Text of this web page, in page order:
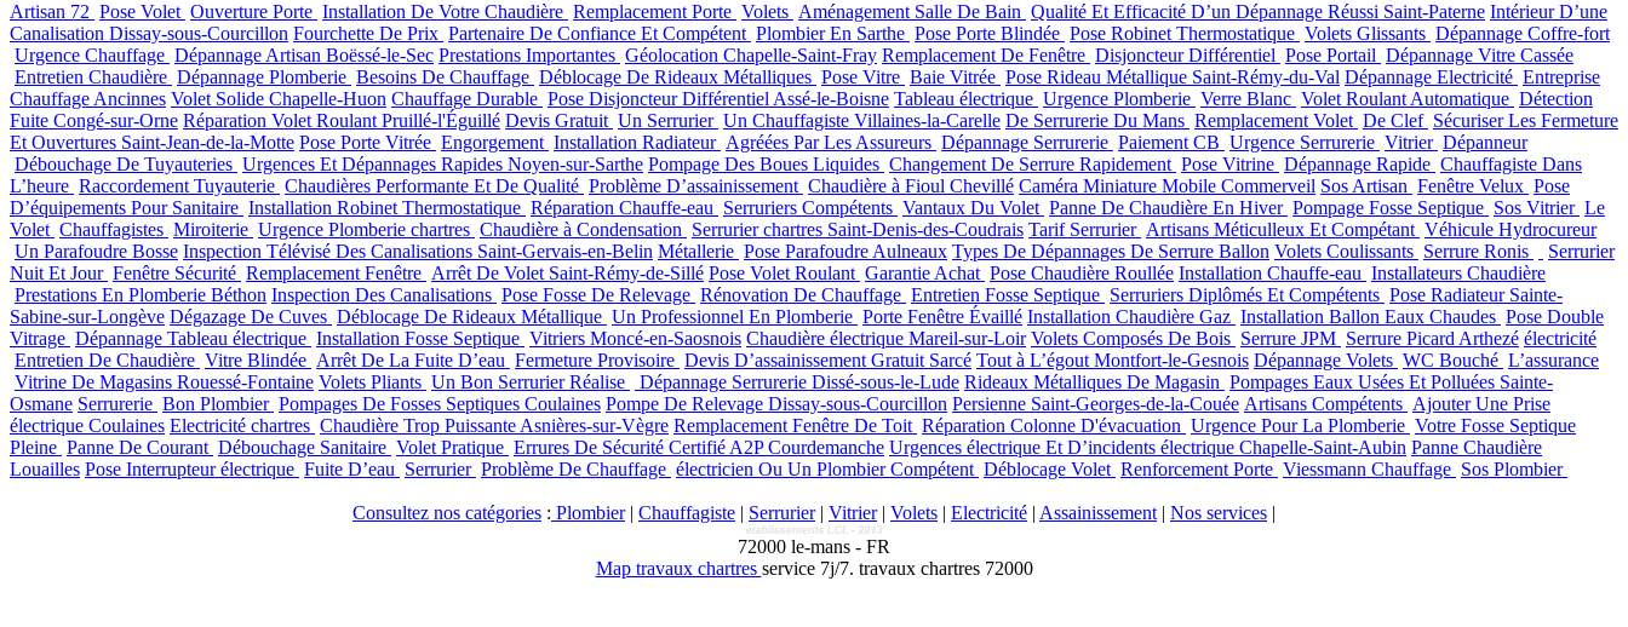
Artisan 72 Pose Volet Ouverture Porte Installation De Votre Chaudière Remplacement Porte Volets Aménagement Salle De Bain Qualité Et Efficacité D’un Dépannage Réussi Saint-Paterne Intérieur D’une
Canalisation Dissay-sous-Courcillon Fourchette De Prix Partenaire De Confiance Et Compétent Plombier En Sarthe Pose Porte Blindée Pose Robinet Thermostatique Volets Glissants Dépannage Coffre-fort
Urgence Chauffage Dépannage Artisan Boëssé-le-Sec Prestations Importantes Géolocation Chapelle-Saint-Fray Remplacement De Fenêtre Disjoncteur Différentiel Pose Portail Dépannage Vitre Cassée
Entretien Chaudière Dépannage Plomberie Besoins De Chauffage Déblocage De Rideaux Métalliques Pose Vitre Baie Vitrée Pose Rideau Métallique Saint-Rémy-du-Val Dépannage Electricité Entreprise
Chauffage Ancinnes Volet Solide Chapelle-Huon Chauffage Durable Pose Disjoncteur Différentiel Assé-le-Boisne Tableau électrique Urgence Plomberie Verre Blanc Volet Roulant Automatique Détection
Fuite Congé-sur-Orne Réparation Volet Roulant Pruillé-l'Éguillé Devis Gratuit Un Serrurier Un Chauffagiste Villaines-la-Carelle De Serrurerie Du Mans Remplacement Volet De Clef Sécuriser Les Fermeture
Et Ouvertures Saint-Jean-de-la-Motte Pose Porte Vitrée Engorgement Installation Radiateur Agréées Par Les Assureurs Dépannage Serrurerie Paiement CB Urgence Serrurerie Vitrier Dépanneur
Débouchage De Tuyauteries Urgences Et Dépannages Rapides Noyen-sur-Sarthe Pompage Des Boues Liquides Changement De Serrure Rapidement Pose Vitrine Dépannage Rapide Chauffagiste Dans
L’heure Raccordement Tuyauterie Chaudières Performante Et De Qualité Problème D’assainissement Chaudière à Fioul Chevillé Caméra Miniature Mobile Commerveil Sos Artisan Fenêtre Velux Pose
D’équipements Pour Sanitaire Installation Robinet Thermostatique Réparation Chauffe-eau Serruriers Compétents Vantaux Du Volet Panne De Chaudière En Hiver Pompage Fosse Septique Sos Vitrier Le
Volet Chauffagistes Miroiterie Urgence Plomberie chartres Chaudière à Condensation Serrurier chartres Saint-Denis-des-Coudrais Tarif Serrurier Artisans Méticulleux Et Compétant Véhicule Hydrocureur
Un Parafoudre Bosse Inspection Télévisé Des Canalisations Saint-Gervais-en-Belin Métallerie Pose Parafoudre Aulneaux Types De Dépannages De Serrure Ballon Volets Coulissants Serrure Ronis
Serrurier
Nuit Et Jour Fenêtre Sécurité Remplacement Fenêtre Arrêt De Volet Saint-Rémy-de-Sillé Pose Volet Roulant Garantie Achat Pose Chaudière Roullée Installation Chauffe-eau Installateurs Chaudière
Prestations En Plomberie Béthon Inspection Des Canalisations Pose Fosse De Relevage Rénovation De Chauffage Entretien Fosse Septique Serruriers Diplômés Et Compétents Pose Radiateur Sainte-
Sabine-sur-Longève Dégazage De Cuves Déblocage De Rideaux Métallique Un Professionnel En Plomberie Porte Fenêtre Évaillé Installation Chaudière Gaz Installation Ballon Eaux Chaudes Pose Double
Vitrage Dépannage Tableau électrique Installation Fosse Septique Vitriers Moncé-en-Saosnois Chaudière électrique Mareil-sur-Loir Volets Composés De Bois Serrure JPM Serrure Picard Arthezé électricité
Entretien De Chaudière Vitre Blindée Arrêt De La Fuite D’eau Fermeture Provisoire Devis D’assainissement Gratuit Sarcé Tout à L’égout Montfort-le-Gesnois Dépannage Volets WC Bouché L’assurance
Vitrine De Magasins Rouessé-Fontaine Volets Pliants Un Bon Serrurier Réalise Dépannage Serrurerie Dissé-sous-le-Lude Rideaux Métalliques De Magasin Pompages Eaux Usées Et Polluées Sainte-
Osmane Serrurerie Bon Plombier Pompages De Fosses Septiques Coulaines Pompe De Relevage Dissay-sous-Courcillon Persienne Saint-Georges-de-la-Couée Artisans Compétents Ajouter Une Prise
électrique Coulaines Electricité chartres Chaudière Trop Puissante Asnières-sur-Vègre Remplacement Fenêtre De Toit Réparation Colonne D'évacuation Urgence Pour La Plomberie Votre Fosse Septique
Pleine Panne De Courant Débouchage Sanitaire Volet Pratique Errures De Sécurité Certifié A2P Courdemanche Urgences électrique Et D’incidents électrique Chapelle-Saint-Aubin Panne Chaudière
Louailles Pose Interrupteur électrique Fuite D’eau Serrurier Problème De Chauffage électricien Ou Un Plombier Compétent Déblocage Volet Renforcement Porte Viessmann Chauffage Sos Plombier
Consultez nos catégories : Plombier| Chauffagiste | Serrurier| Vitrier| Volets | Electricité | Assainissement| Nos services |
72000 le-mans - FR
Map travaux chartres service 7j/7. travaux chartres 72000